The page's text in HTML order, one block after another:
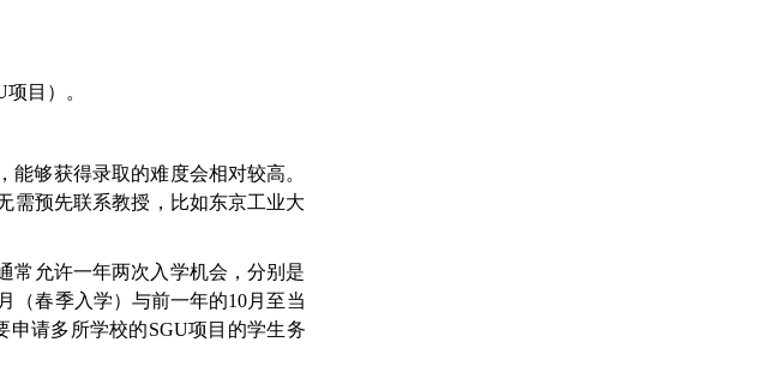
目）。
够获得录取的难度会相对较高。
需预先联系教授，比如东京工业大
常允许一年两次入学机会，分别是
（春季入学）与前一年的10月至当
请多所学校的SGU项目的学生务